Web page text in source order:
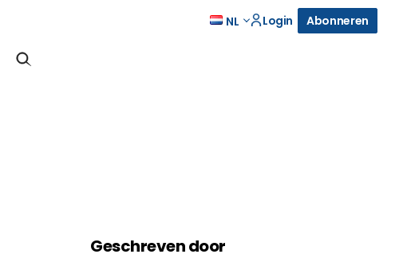
NL Login Abonneren
Geschreven door